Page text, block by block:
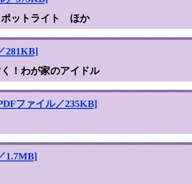
ポットライト ほか
281KB]
！わが家のアイドル
ファイル／235KB]
1.7MB]